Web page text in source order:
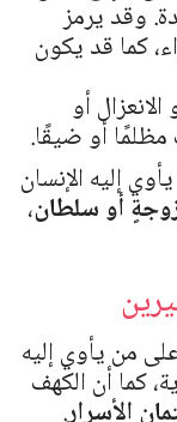
وقد يرمز
كما قد يكون
أو
أو ضيقًا.
إليه الإنسان
أو سلطان،
من يأوي إليه
كما أن الكهف